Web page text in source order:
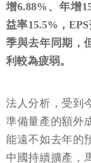
增6.88%、年增
益率15.5%，
季與去年同期，
利較為疲弱。
法人分析，受到
準備量產的額外
能遠不如去年的
中國持續擴產，